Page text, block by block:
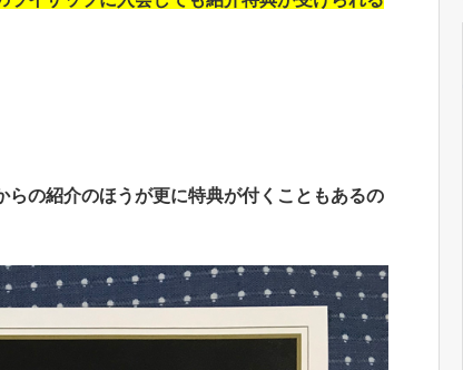
の紹介のほうが更に特典が付くこともあるの